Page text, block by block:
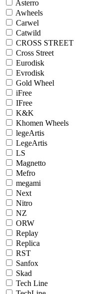
Asterro
Awheels
Carwel
Catwild
CROSS STREET
Cross Street
Eurodisk
Evrodisk
Gold Wheel
iFree
IFree
K&K
Khomen Wheels
legeArtis
LegeArtis
LS
Magnetto
Mefro
megami
Next
Nitro
NZ
ORW
Replay
Replica
RST
Sanfox
Skad
Tech Line